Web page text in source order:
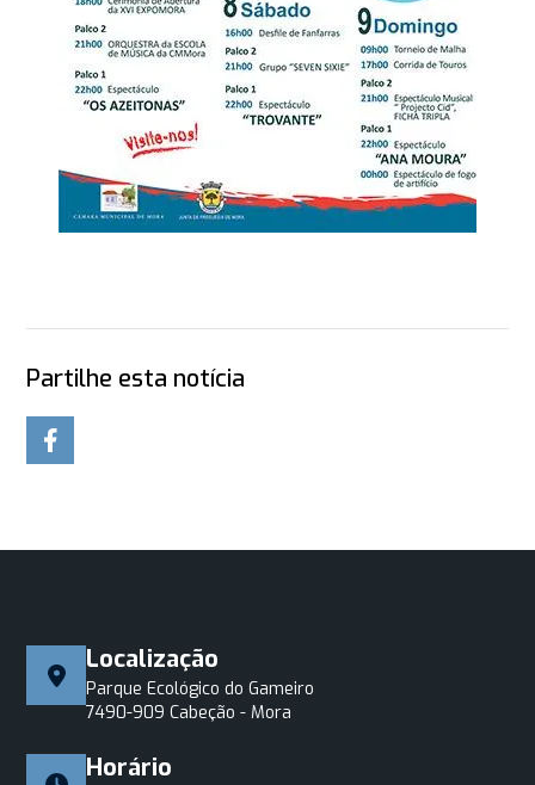
Partilhe esta notícia
Localização
Parque Ecológico do Gameiro
7490-909 Cabeção - Mora
Horário